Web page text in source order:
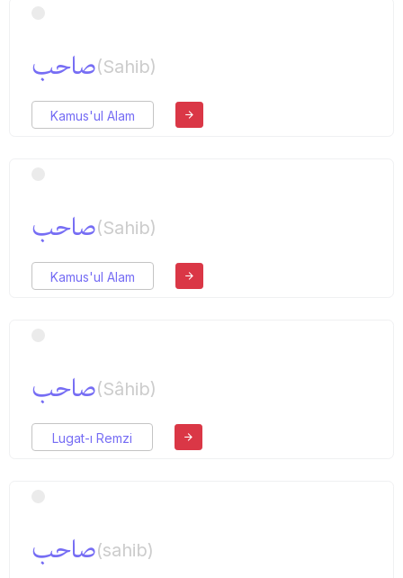
صاحب(Sahib)
Kamus'ul Alam
صاحب(Sahib)
Kamus'ul Alam
صاحب(Sâhib)
Lugat-ı Remzi
صاحب(sahib)